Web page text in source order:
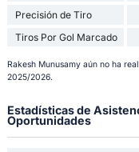
Precisión de Tiro
Tiros Por Gol Marcado
Rakesh Munusamy aún no ha
2025/2026.
Estadísticas de
Oportunidades